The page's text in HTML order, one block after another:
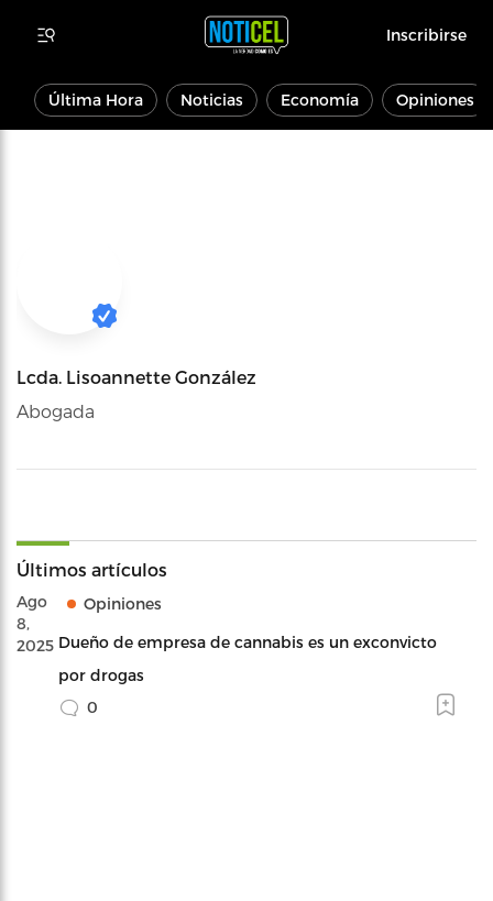
Inscribirse
Última Hora Noticias Economía Opiniones
Lcda. Lisoannette González
Abogada
Últimos artículos
Ago
8,
2025
Opiniones
Dueño de empresa de cannabis es un exconvicto
por drogas
0